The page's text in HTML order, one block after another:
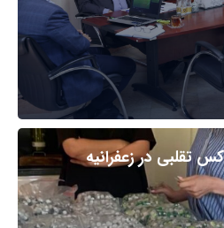
تقلبی در زعفرانیه